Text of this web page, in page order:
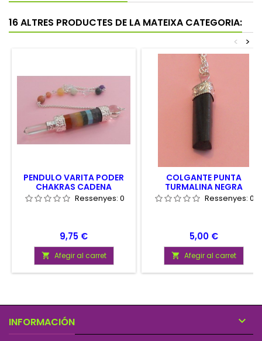
16 ALTRES PRODUCTES DE LA MATEIXA CATEGORIA:
>
<
PENDULO VARITA PODER
CHAKRAS CADENA
CHAKRASRessenyes: 0
Preu
9,75 €
 Afegir al carret
COLGANTE PUNTA
TURMALINA NEGRA
Ressenyes: 0
Preu
5,00 €
 Afegir al carret
INFORMACIÓN 